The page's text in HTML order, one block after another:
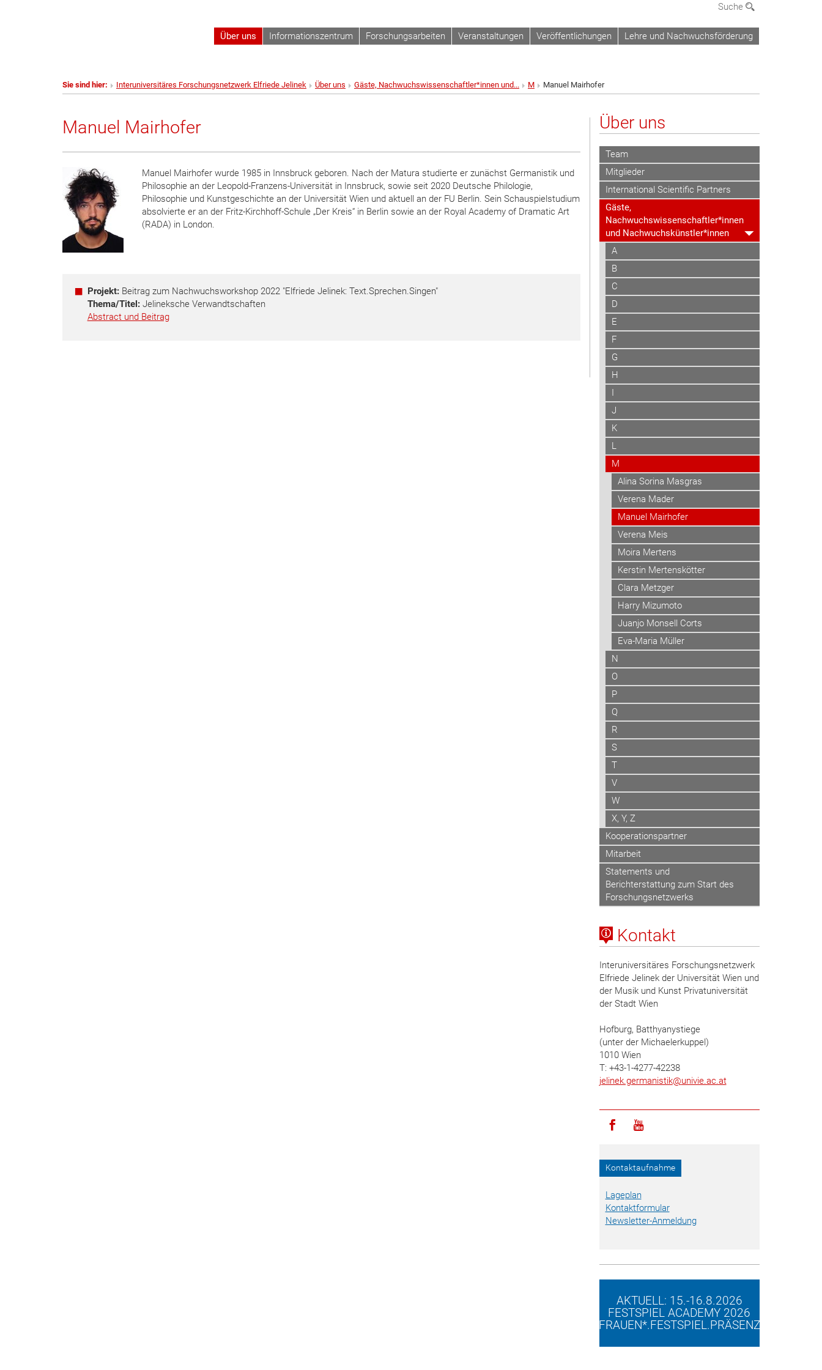
Suche
Über uns Informationszentrum Forschungsarbeiten Veranstaltungen Veröffentlichungen Lehre und Nachwuchsförderung
Sie sind hier: Interuniversitäres Forschungsnetzwerk Elfriede Jelinek Über uns Gäste, Nachwuchswissenschaftler*innen und... M Manuel Mairhofer
Manuel Mairhofer
Manuel Mairhofer wurde 1985 in Innsbruck geboren. Nach der Matura studierte er zunächst Germanistik und
Philosophie an der Leopold-Franzens-Universität in Innsbruck, sowie seit 2020 Deutsche Philologie,
Philosophie und Kunstgeschichte an der Universität Wien und aktuell an der FU Berlin. Sein Schauspielstudium
absolvierte er an der Fritz-Kirchhoff-Schule „Der Kreis“ in Berlin sowie an der Royal Academy of Dramatic Art
(RADA) in London.
Projekt: Beitrag zum Nachwuchsworkshop 2022 "Elfriede Jelinek: Text.Sprechen.Singen"
Thema/Titel: Jelineksche Verwandtschaften
Abstract und Beitrag
Über uns
Team
Mitglieder
International Scientific Partners
Gäste,
Nachwuchswissenschaftler*innen
und Nachwuchskünstler*innen
A
B
C
D
E
F
G
H
I
J
K
L
M
Alina Sorina Masgras
Verena Mader
Manuel Mairhofer
Verena Meis
Moira Mertens
Kerstin Mertenskötter
Clara Metzger
Harry Mizumoto
Juanjo Monsell Corts
Eva-Maria Müller
N
O
P
Q
R
S
T
V
W
X, Y, Z
Kooperationspartner
Mitarbeit
Statements und
Berichterstattung zum Start des
Forschungsnetzwerks
Kontakt
Interuniversitäres Forschungsnetzwerk
Elfriede Jelinek der Universität Wien und
der Musik und Kunst Privatuniversität
der Stadt Wien
Hofburg, Batthyanystiege
(unter der Michaelerkuppel)
1010 Wien
T: +43-1-4277-42238
jelinek.germanistik@univie.ac.at
Icon facebook
Icon youtube
Kontaktaufnahme
Lageplan
Kontaktformular
Newsletter-Anmeldung
AKTUELL: 15.-16.8.2026
FESTSPIEL ACADEMY 2026
FRAUEN*.FESTSPIEL.PRÄSENZ